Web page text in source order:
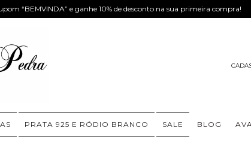
“BEMVINDA” e ganhe 10% de desconto na sua primeira compra!
PRATA 925 E RÓDIO BRANCO SALE BLOG